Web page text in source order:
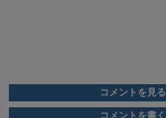
コメントを見る
コメントを書く